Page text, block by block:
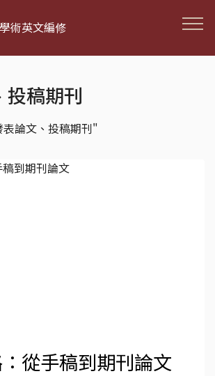
術英文編修
投稿期刊
表論文、投稿期刊"
從手稿到期刊論文